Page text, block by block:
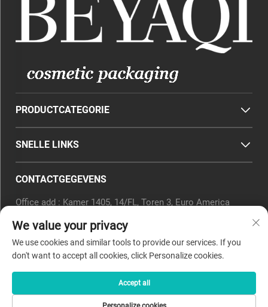
PRODUCTCATEGORIE
SNELLE LINKS
CONTACTGEGEVENS
Office add : Kamer 1405, 14/FL, Toren 3, Euro America
Hangzhou, Provincie Zhejiang, China.
E-mail:[email protected]
Tel.:0571-82266375
Copyright © 2025 door Beyaqi Cosmetics (hangzhou) Co., Ltd.
We value your privacy
We use cookies and similar tools to provide our services. If you
don't want to accept all cookies, click Personalize cookies.
Accept all